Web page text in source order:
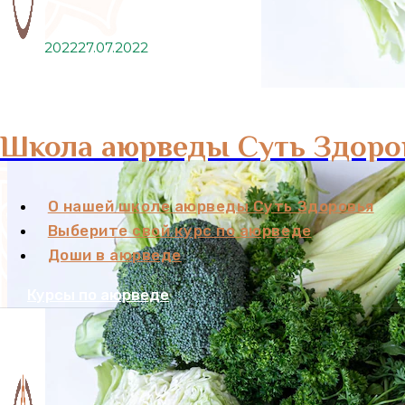
Школа аюрведы Суть
О нашей школе аюрведы Суть Здоровья
Выберите свой курс по аюрведе
Доши в аюрведе
Курсы по аюрведе
27.07.202227.07.2022